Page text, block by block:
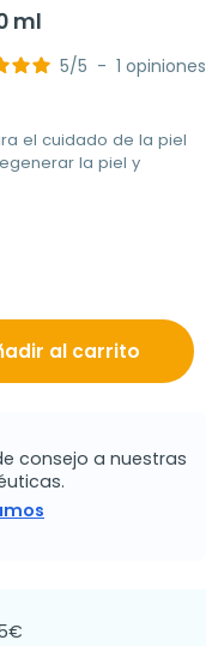
ml
5/5 - 1 opiniones
el cuidado de la piel
la piel y
al carrito
consejo a nuestras